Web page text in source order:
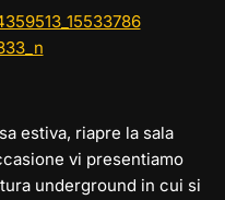
l
y
k
estiva, riapre la sala
vi presentiamo
underground in cui si